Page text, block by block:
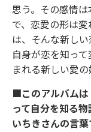
思う。その感情
で、恋愛の形は
は、そんな新し
自身が恋を知っ
まれる新しい愛の
■このアルバムは
って自分を知る
いちきさんの言葉